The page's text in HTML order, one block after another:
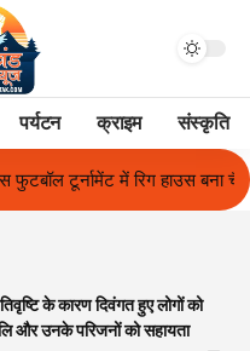
पर्यटन क्राइम संस्कृति
तुलाज़ ने रचा इतिहास, संस्थान से
के कारण दिवंगत हुए लोगों को
और उनके परिजनों को सहायता